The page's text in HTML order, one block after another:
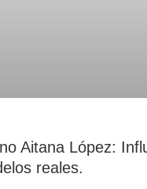
Aitana López:
reales.